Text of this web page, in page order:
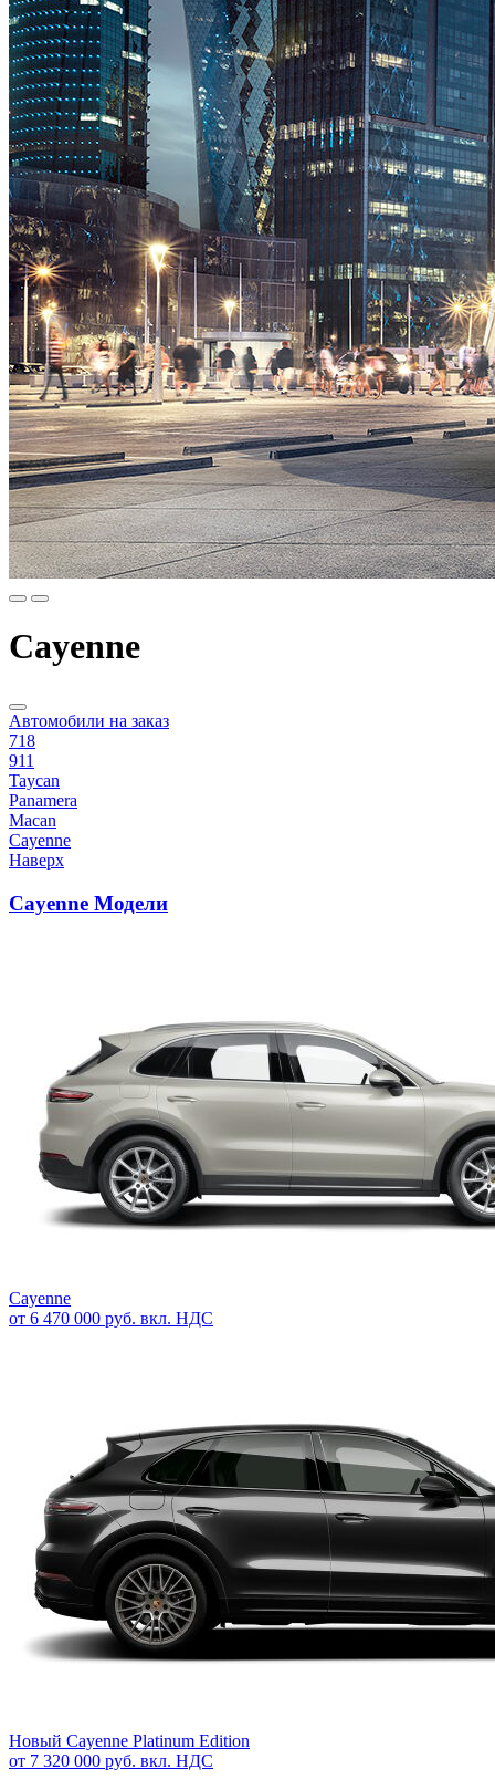
Cayenne
Автомобили на заказ
718
911
Taycan
Panamera
Macan
Cayenne
Наверх
Cayenne Модели
Cayenne
от 6 470 000 руб. вкл. НДС
Новый Cayenne Platinum Edition
от 7 320 000 руб. вкл. НДС